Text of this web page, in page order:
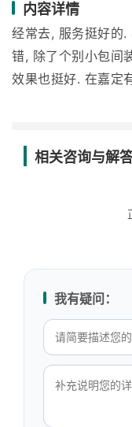
内容详情
经常去, 服务挺好的
错, 除了个别小包间
效果也挺好. 在嘉定
相关咨询与解
我有疑问：